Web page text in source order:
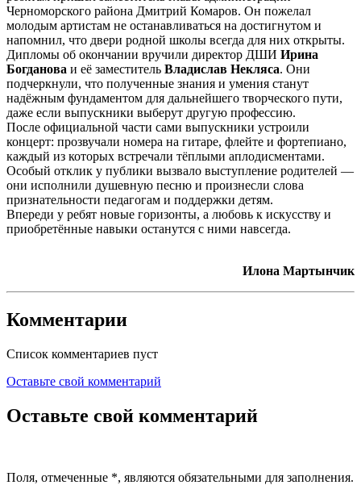
Черноморского района Дмитрий Комаров. Он пожелал
молодым артистам не останавливаться на достигнутом и
напомнил, что двери родной школы всегда для них открыты.
Дипломы об окончании вручили директор ДШИ Ирина
Богданова и её заместитель Владислав Некляса. Они
подчеркнули, что полученные знания и умения станут
надёжным фундаментом для дальнейшего творческого пути,
даже если выпускники выберут другую профессию.
После официальной части сами выпускники устроили
концерт: прозвучали номера на гитаре, флейте и фортепиано,
каждый из которых встречали тёплыми аплодисментами.
Особый отклик у публики вызвало выступление родителей —
они исполнили душевную песню и произнесли слова
признательности педагогам и поддержки детям.
Впереди у ребят новые горизонты, а любовь к искусству и
приобретённые навыки останутся с ними навсегда.
Илона Мартынчик
Комментарии
Список комментариев пуст
Оставьте свой комментарий
Оставьте свой комментарий
Поля, отмеченные *, являются обязательными для заполнения.